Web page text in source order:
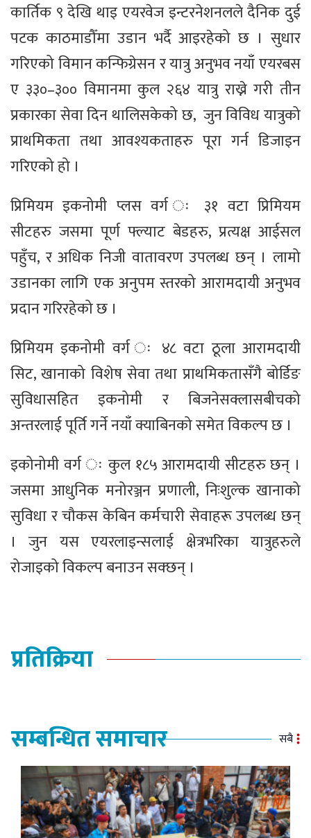
कार्तिक ९ देखि थाइ एयरवेज इन्टरनेशनलले दैनिक दुई
पटक काठमाडौँमा उडान भर्दै आइरहेको छ । सुधार
गरिएको विमान कन्फिग्रेसन र यात्रु अनुभव नयाँ एयरबस
ए ३३०–३०० विमानमा कुल २६४ यात्रु राख्ने गरी तीन
प्रकारका सेवा दिन थालिसकेको छ, जुन विविध यात्रुको
प्राथमिकता तथा आवश्यकताहरु पूरा गर्न डिजाइन
गरिएको हो ।
प्रिमियम इकनोमी प्लस वर्ग ः ३१ वटा प्रिमियम
सीटहरु जसमा पूर्ण फ्ल्याट बेडहरु, प्रत्यक्ष आईसल
पहुँच, र अधिक निजी वातावरण उपलब्ध छन् । लामो
उडानका लागि एक अनुपम स्तरको आरामदायी अनुभव
प्रदान गरिरहेको छ ।
प्रिमियम इकनोमी वर्ग ः ४८ वटा ठूला आरामदायी
सिट, खानाको विशेष सेवा तथा प्राथमिकतासँगै बोर्डिङ
सुविधासहित इकनोमी र बिजनेसक्लासबीचको
अन्तरलाई पूर्ति गर्ने नयाँ क्याबिनको समेत विकल्प छ ।
इकोनोमी वर्ग ः कुल १८५ आरामदायी सीटहरु छन् ।
जसमा आधुनिक मनोरञ्जन प्रणाली, निःशुल्क खानाको
सुविधा र चौकस केबिन कर्मचारी सेवाहरू उपलब्ध छन्
। जुन यस एयरलाइन्सलाई क्षेत्रभरिका यात्रुहरुले
रोजाइको विकल्प बनाउन सक्छन् ।
प्रतिक्रिया
सम्बन्धित समाचार सबै